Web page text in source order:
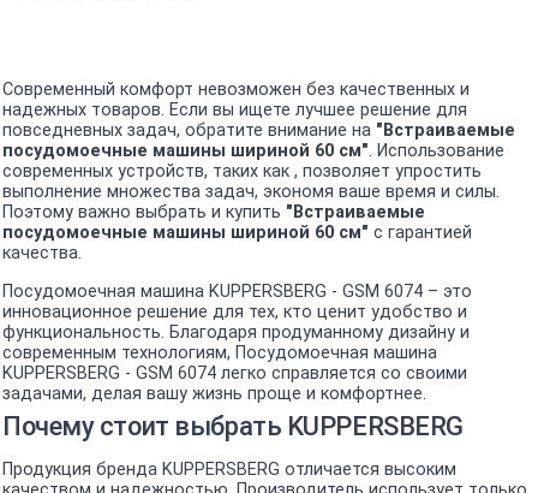
Современный комфорт невозможен без качественных и
надежных товаров. Если вы ищете лучшее решение для
повседневных задач, обратите внимание на "Встраиваемые
посудомоечные машины шириной 60 см". Использование
современных устройств, таких как , позволяет упростить
выполнение множества задач, экономя ваше время и силы.
Поэтому важно выбрать и купить "Встраиваемые
посудомоечные машины шириной 60 см" с гарантией
качества.
Посудомоечная машина KUPPERSBERG - GSM 6074 – это
инновационное решение для тех, кто ценит удобство и
функциональность. Благодаря продуманному дизайну и
современным технологиям, Посудомоечная машина
KUPPERSBERG - GSM 6074 легко справляется со своими
задачами, делая вашу жизнь проще и комфортнее.
Почему стоит выбрать KUPPERSBERG
Продукция бренда KUPPERSBERG отличается высоким